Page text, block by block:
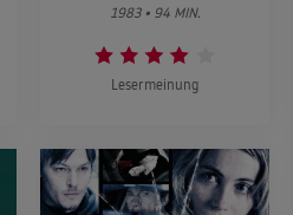
1983 • 94 MIN.
Lesermeinung